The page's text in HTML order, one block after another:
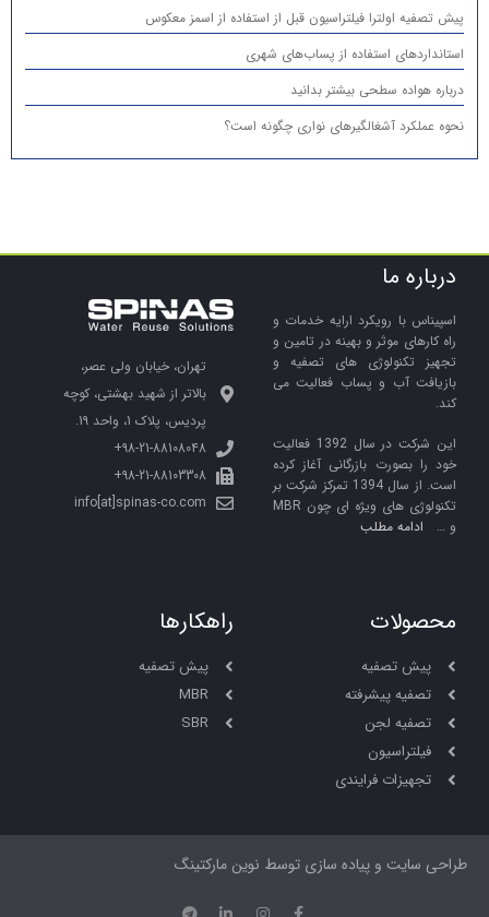
پیش تصفیه اولترا فیلتراسیون قبل از استفاده از اسمز معکوس
استانداردهای استفاده از پساب‌های شهری
درباره هواده سطحی بیشتر بدانید
نحوه عملکرد آشغالگیرهای نواری چگونه است؟
درباره ما
اسپیناس با رویکرد ارایه خدمات و
راه کارهای موثر و بهینه در تامین و
تجهیز تکنولوژی های تصفیه و
بازیافت آب و پساب فعالیت می
کند.
این شرکت در سال 1392 فعالیت
خود را بصورت بازرگانی آغاز کرده
است. از سال 1394 تمرکز شرکت بر
تکنولوژی های ویژه ای چون MBR
و … ادامه مطلب
تهران، خیابان ولی عصر،
بالاتر از شهید بهشتی، کوچه
پردیس، پلاک 1، واحد 19.
98-21-88108048+
98-21-88103308+
info[at]spinas-co.com
محصولات
پیش تصفیه
تصفیه پیشرفته
تصفیه لجن
فیلتراسیون
تجهیزات فرایندی
راهکارها
پیش تصفیه
MBR
SBR
طراحی سایت و پیاده سازی توسط نوین مارکتینگ